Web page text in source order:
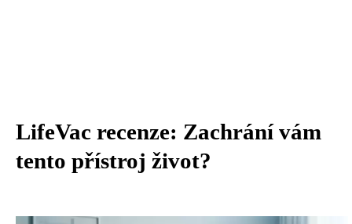
LifeVac recenze: Zachrání vám
tento přístroj život?